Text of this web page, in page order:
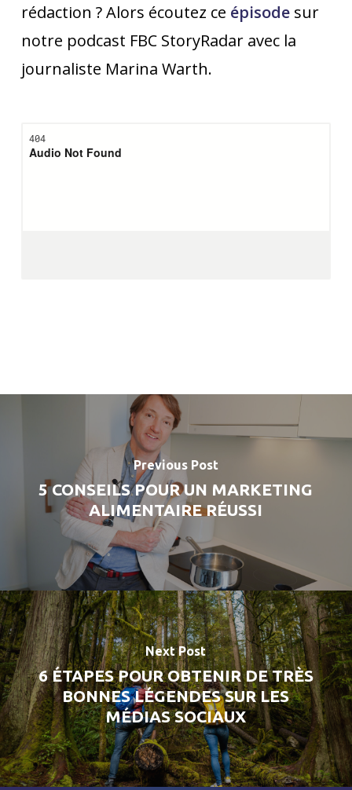
rédaction ? Alors écoutez ce épisodesur
notre podcast FBC StoryRadar avec la
journaliste Marina Warth.
Previous Post
5 CONSEILS POUR UN MARKETING
ALIMENTAIRE RÉUSSI
Next Post
6 ÉTAPES POUR OBTENIR DE TRÈS
BONNES LÉGENDES SUR LES
MÉDIAS SOCIAUX